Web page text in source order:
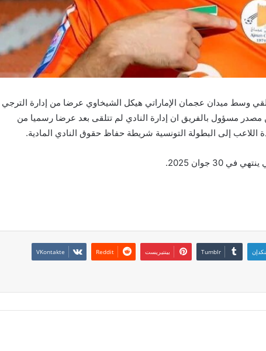
وسط ميدان عجمان الإماراتي هيكل الشيخاوي عرضا من إدارة الترجي
مسؤول بالفريق ان إدارة النادي لم تتلقى بعد عرضا رسميا من
اللاعب إلى البطولة التونسية شريطة حفاظ حقوق النادي المادية.
جوان 2025.
بينتيريست